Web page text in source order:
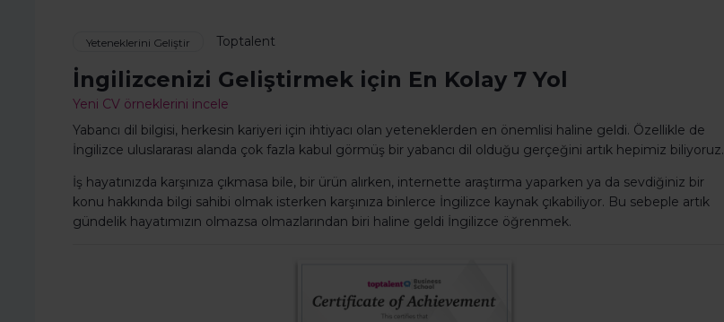
Yeteneklerini Geliştir Toptalent
İngilizcenizi Geliştirmek için En Kolay 7 Yol
Yeni CV örneklerini incele
Yabancı dil bilgisi, herkesin kariyeri için ihtiyacı olan yeteneklerden en önemlisi haline geldi. Özellikle de
İngilizce uluslararası alanda çok fazla kabul görmüş bir yabancı dil olduğu gerçeğini artık hepimiz biliyoruz.
İş hayatınızda karşınıza çıkmasa bile, bir ürün alırken, internette araştırma yaparken ya da sevdiğiniz bir
konu hakkında bilgi sahibi olmak isterken karşınıza binlerce İngilizce kaynak çıkabiliyor. Bu sebeple artık
gündelik hayatımızın olmazsa olmazlarından biri haline geldi İngilizce öğrenmek.